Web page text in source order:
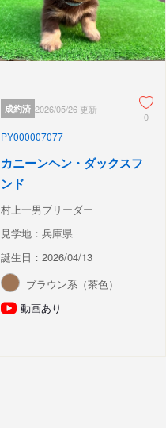
成約済 2026/05/26 更新
0
PY000007077
カニーンヘン・ダックスフ
ンド
村上一男ブリーダー
見学地：兵庫県
誕生日：2026/04/13
ブラウン系（茶色）
動画あり